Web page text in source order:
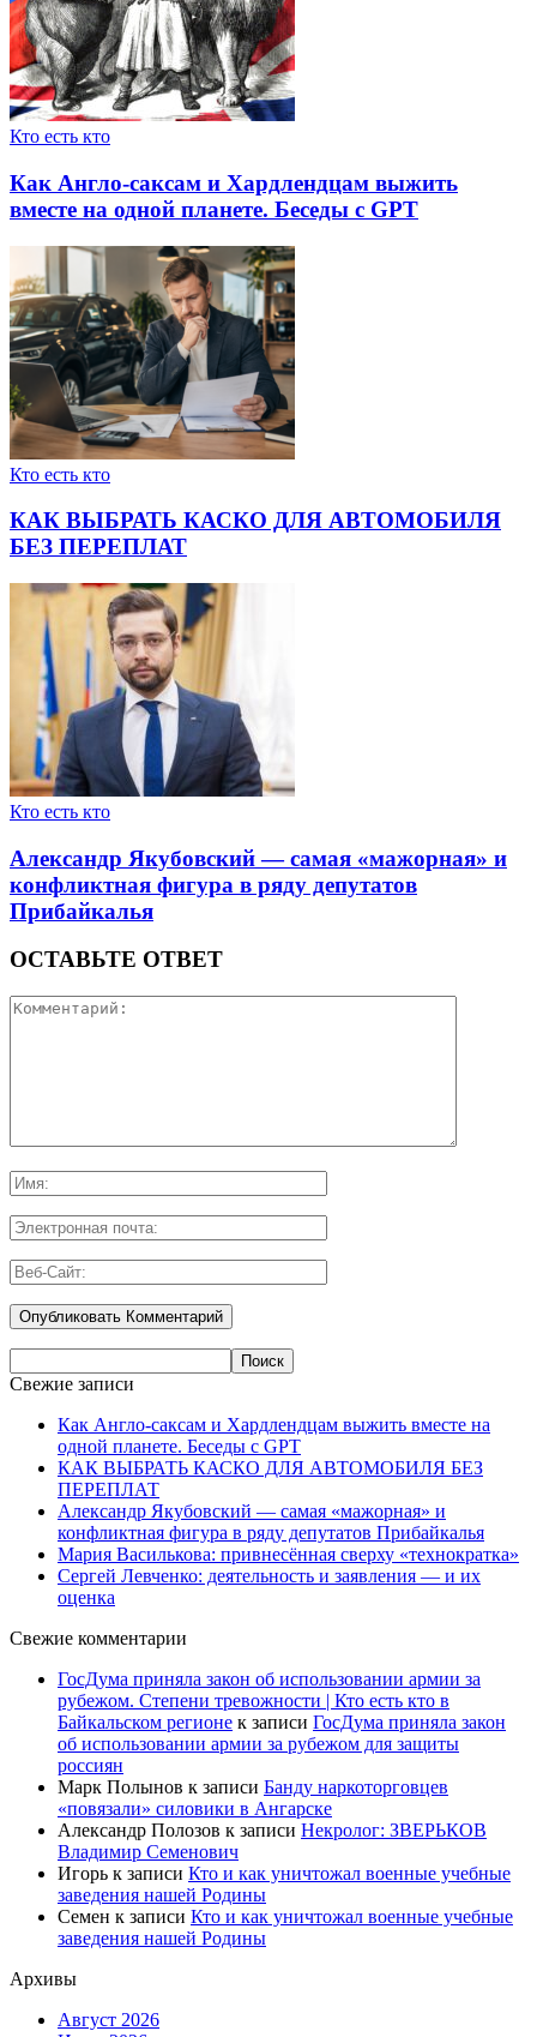
Кто есть кто
Как Англо-саксам и Хардлендцам выжить
вместе на одной планете. Беседы с GPT
Кто есть кто
КАК ВЫБРАТЬ КАСКО ДЛЯ АВТОМОБИЛЯ
БЕЗ ПЕРЕПЛАТ
Кто есть кто
Александр Якубовский — самая «мажорная» и
конфликтная фигура в ряду депутатов
Прибайкалья
ОСТАВЬТЕ ОТВЕТ
Свежие записи
Как Англо-саксам и Хардлендцам выжить вместе на
одной планете. Беседы с GPT
КАК ВЫБРАТЬ КАСКО ДЛЯ АВТОМОБИЛЯ БЕЗ
ПЕРЕПЛАТ
Александр Якубовский — самая «мажорная» и
конфликтная фигура в ряду депутатов Прибайкалья
Мария Василькова: привнесённая сверху «технократка»
Сергей Левченко: деятельность и заявления — и их
оценка
Свежие комментарии
ГосДума приняла закон об использовании армии за
рубежом. Степени тревожности | Кто есть кто в
Байкальском регионе к записи ГосДума приняла закон
об использовании армии за рубежом для защиты
россиян
Марк Полынов к записи Банду наркоторговцев
«повязали» силовики в Ангарске
Александр Полозов к записи Некролог: ЗВЕРЬКОВ
Владимир Семенович
Игорь к записи Кто и как уничтожал военные учебные
заведения нашей Родины
Семен к записи Кто и как уничтожал военные учебные
заведения нашей Родины
Архивы
Август 2026